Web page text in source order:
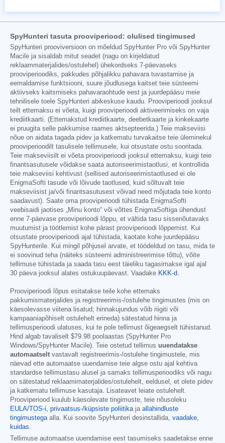
SpyHunteri tasuta prooviperiood: olulised tingimused
SpyHunteri prooviversioon on mõeldud SpyHunter Pro või SpyHunter
Macile ja sisaldab mitut seadet (nagu on kirjeldatud
reklaammaterjalides/ostulehel) ühekordseks 7-päevaseks
prooviperioodiks, pakkudes põhjalikku pahavara tuvastamise ja
eemaldamise funktsiooni, suure jõudlusega kaitset teie süsteemi
aktiivseks kaitsmiseks pahavaraohtude eest ja juurdepääsu meie
tehnilisele toele SpyHunteri abikeskuse kaudu. Prooviperioodi jooksul
teilt ettemaksu ei võeta, kuigi prooviperioodi aktiveerimiseks on vaja
krediitkaarti. (Ettemakstud krediitkaarte, deebetkaarte ja kinkekaarte
ei pruugita selle pakkumise raames aktsepteerida.) Teie makseviisi
nõue on aidata tagada pidev ja katkematu turvakaitse teie üleminekul
prooviperioodilt tasulisele tellimusele, kui otsustate ostu sooritada.
Teie makseviisilt ei võeta prooviperioodi jooksul ettemaksu, kuigi teie
finantsasutusele võidakse saata autoriseerimistaotlusi, et kontrollida
teie makseviisi kehtivust (sellised autoriseerimistaotlused ei ole
EnigmaSofti tasude või lõivude taotlused, kuid sõltuvalt teie
makseviisist ja/või finantsasutusest võivad need mõjutada teie konto
saadavust). Saate oma prooviperioodi tühistada EnigmaSofti
veebisaidi jaotises „Minu konto“ või võttes EnigmaSoftiga ühendust
enne 7-päevase prooviperioodi lõppu, et vältida tasu sissenõutavaks
muutumist ja töötlemist kohe pärast prooviperioodi lõppemist. Kui
otsustate prooviperioodi ajal tühistada, kaotate kohe juurdepääsu
SpyHunterile. Kui mingil põhjusel arvate, et töödeldud on tasu, mida te
ei soovinud teha (näiteks süsteemi administreerimise tõttu), võite
tellimuse tühistada ja saada tasu eest täieliku tagasimakse igal ajal
30 päeva jooksul alates ostukuupäevast. Vaadake KKK-d.
Prooviperioodi lõpus esitatakse teile kohe ettemaks
pakkumismaterjalides ja registreerimis-/ostulehe tingimustes (mis on
käesolevasse viitena lisatud; hinnakujundus võib riigiti või
kampaaniapõhiselt ostulehelt erineda) sätestatud hinna ja
tellimusperioodi ulatuses, kui te pole tellimust õigeaegselt tühistanud.
Hind algab tavaliselt $79.98 poolaastas (SpyHunter Pro
Windows/SpyHunter Macile). Teie ostetud tellimus uuendatakse
automaatselt vastavalt registreerimis-/ostulehe tingimustele, mis
näevad ette automaatse uuendamise teie algse ostu ajal kehtiva
standardse tellimustasu alusel ja samaks tellimusperioodiks või nagu
on sätestatud reklaamimaterjalides/ostulehelt, eeldusel, et olete pidev
ja katkematu tellimuse kasutaja. Lisateavet leiate ostulehelt.
Prooviperiood kuulub käesolevate tingimuste, teie nõusoleku
EULA/TOS-i, privaatsus-/küpsiste poliitikaja allahindluste
tingimustegaalla. Kui soovite SpyHunteri desinstallida, vaadake,
kuidas.
Tellimuse automaatse uuendamise eest tasumiseks saadetakse enne